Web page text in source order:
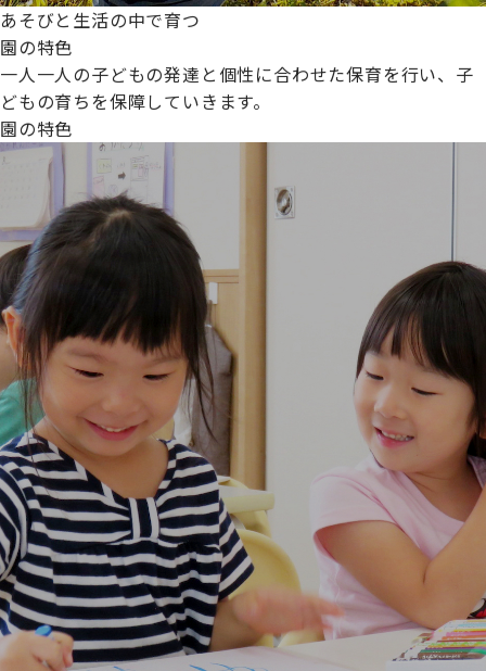
あそびと生活の中で育つ
園の特色
一人一人の子どもの発達と個性に合わせた保育を行い、子
どもの育ちを保障していきます。
園の特色